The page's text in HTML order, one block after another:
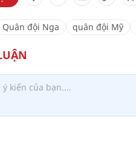
Quân đội Nga quân đội Mỹ